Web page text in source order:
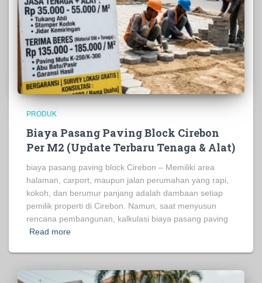
PRODUK
Biaya Pasang Paving Block Cirebon
Per M2 (Update Terbaru Tenaga & Alat)
biaya pasang paving block Cirebon – Memiliki area
halaman, carport, maupun jalan perumahan yang rapi,
kokoh, dan berumur panjang adalah dambaan setiap
pemilik properti di Cirebon. Namun, saat menyusun
rencana pembangunan, kalkulasi biaya pasang paving
Read more